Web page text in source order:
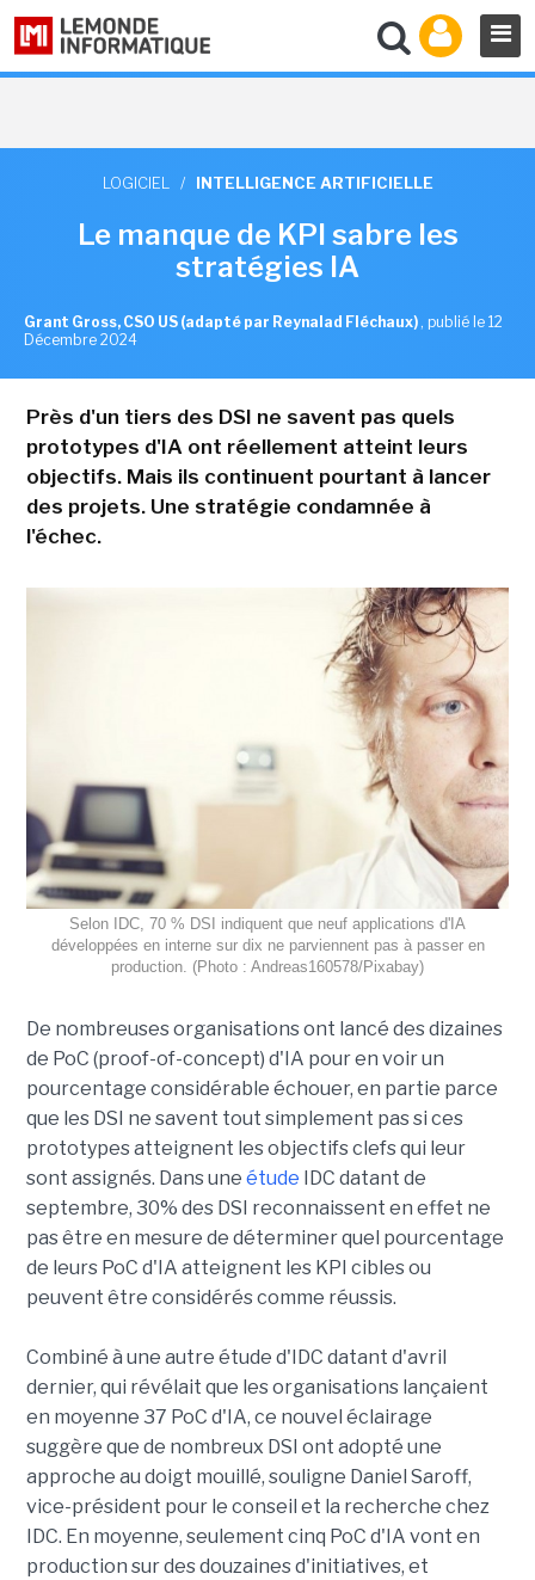
LOGICIEL / INTELLIGENCE ARTIFICIELLE
Le manque de KPI sabre les
stratégies IA
Grant Gross, CSO US (adapté par Reynalad Fléchaux) , publié le 12
Décembre 2024
Près d'un tiers des DSI ne savent pas quels
prototypes d'IA ont réellement atteint leurs
objectifs. Mais ils continuent pourtant à lancer
des projets. Une stratégie condamnée à
l'échec.
Selon IDC, 70 % DSI indiquent que neuf applications d'IA
développées en interne sur dix ne parviennent pas à passer en
production. (Photo : Andreas160578/Pixabay)
De nombreuses organisations ont lancé des dizaines
de PoC (proof-of-concept) d'IA pour en voir un
pourcentage considérable échouer, en partie parce
que les DSI ne savent tout simplement pas si ces
prototypes atteignent les objectifs clefs qui leur
sont assignés. Dans une étude IDC datant de
septembre, 30% des DSI reconnaissent en effet ne
pas être en mesure de déterminer quel pourcentage
de leurs PoC d'IA atteignent les KPI cibles ou
peuvent être considérés comme réussis.
Combiné à une autre étude d'IDC datant d'avril
dernier, qui révélait que les organisations lançaient
en moyenne 37 PoC d'IA, ce nouvel éclairage
suggère que de nombreux DSI ont adopté une
approche au doigt mouillé, souligne Daniel Saroff,
vice-président pour le conseil et la recherche chez
IDC. En moyenne, seulement cinq PoC d'IA vont en
production sur des douzaines d'initiatives, et